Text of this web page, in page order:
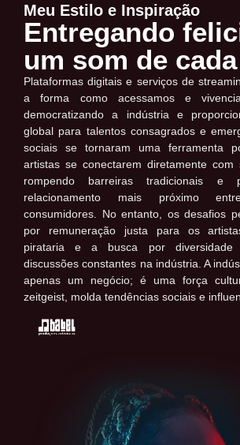
Meu Estilo e Inspiração
Entregando
um som de
Plataformas digitais e serviços de
a forma como acessamos e
democratizando a indústria e
global para talentos consagrados e
sociais se tornaram uma ferramenta
artistas se conectarem diretamente com
rompendo barreiras tradicionais e
relacionamento mais próximo
consumidores. No entanto, os desafios
por remuneração justa para os
pirataria e a busca por
discussões constantes na indústria. A
apenas um negócio; é uma força
zeitgeist, molda tendências sociais e